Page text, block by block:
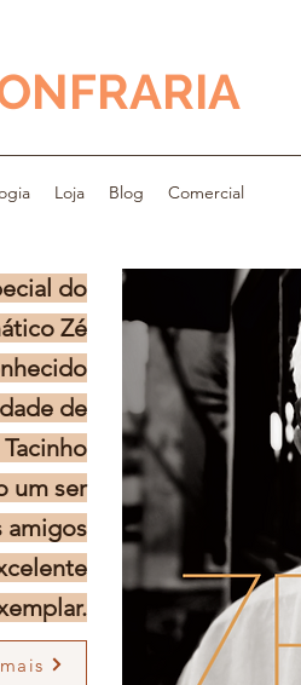
Loja Blog Comercial
do
Zé
de
um ser
amigos